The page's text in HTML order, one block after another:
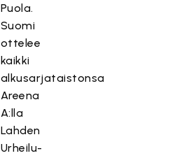
Puola.
Suomi
ottelee
kaikki
alkusarjataistonsa
Areena
A:lla
Lahden
Urheilu-